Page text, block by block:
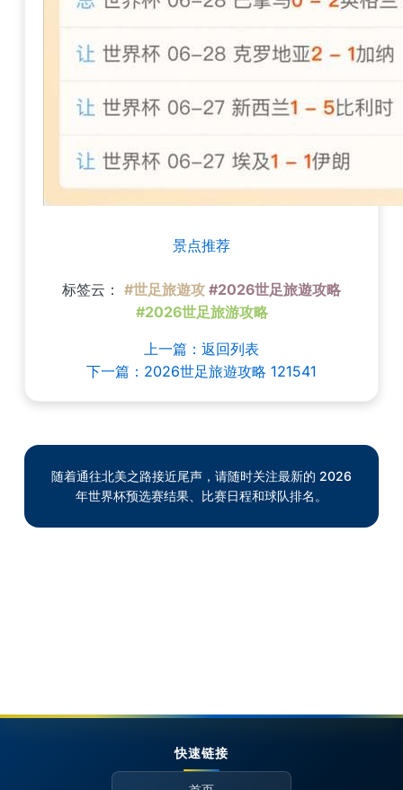
景点推荐
标签云： #世足旅遊攻 #2026世足旅遊攻略
#2026世足旅游攻略
上一篇：返回列表
下一篇：2026世足旅遊攻略 121541
随着通往北美之路接近尾声，请随时关注最新的 2026
年世界杯预选赛结果、比赛日程和球队排名。
快速链接